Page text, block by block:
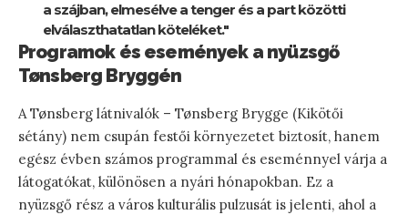
a szájban, elmesélve a tenger és a part közötti
elválaszthatatlan köteléket."
Programok és események a nyüzsgő
Tønsberg Bryggén
A Tønsberg látnivalók – Tønsberg Brygge (Kikötői
sétány) nem csupán festői környezetet biztosít, hanem
egész évben számos programmal és eseménnyel várja a
látogatókat, különösen a nyári hónapokban. Ez a
nyüzsgő rész a város kulturális pulzusát is jelenti, ahol a